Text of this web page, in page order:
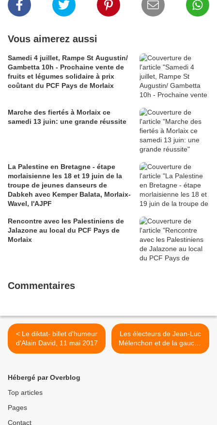
Vous aimerez aussi
Samedi 4 juillet, Rampe St Augustin/
Gambetta 10h - Prochaine vente de
fruits et légumes solidaire à prix
coûtant du PCF Pays de Morlaix
Marche des fiertés à Morlaix ce
samedi 13 juin: une grande réussite
La Palestine en Bretagne - étape
morlaisienne les 18 et 19 juin de la
troupe de jeunes danseurs de
Dabkeh avec Kemper Balata, Morlaix-
Wavel, l'AJPF
Rencontre avec les Palestiniens de
Jalazone au local du PCF Pays de
Morlaix
Commentaires
< Le diktat- billet d'humeur
d'Alain David, 11 mai 2017
Les électeurs de Jean-Luc
Mélenchon et de la gauche
méritent tous le respect et
Hébergé par Overblog
Top articles
Pages
Contact